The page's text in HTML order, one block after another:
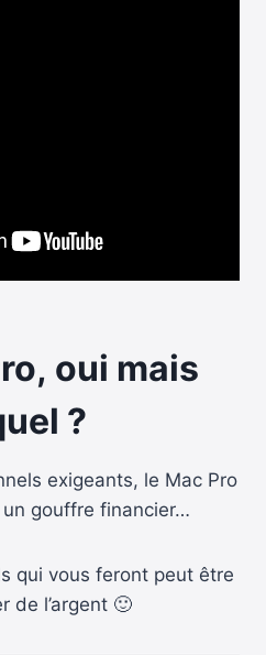
oui mais
?
exigeants, le Mac Pro
gouffre financier…
qui vous feront peut être
de l’argent 🙂